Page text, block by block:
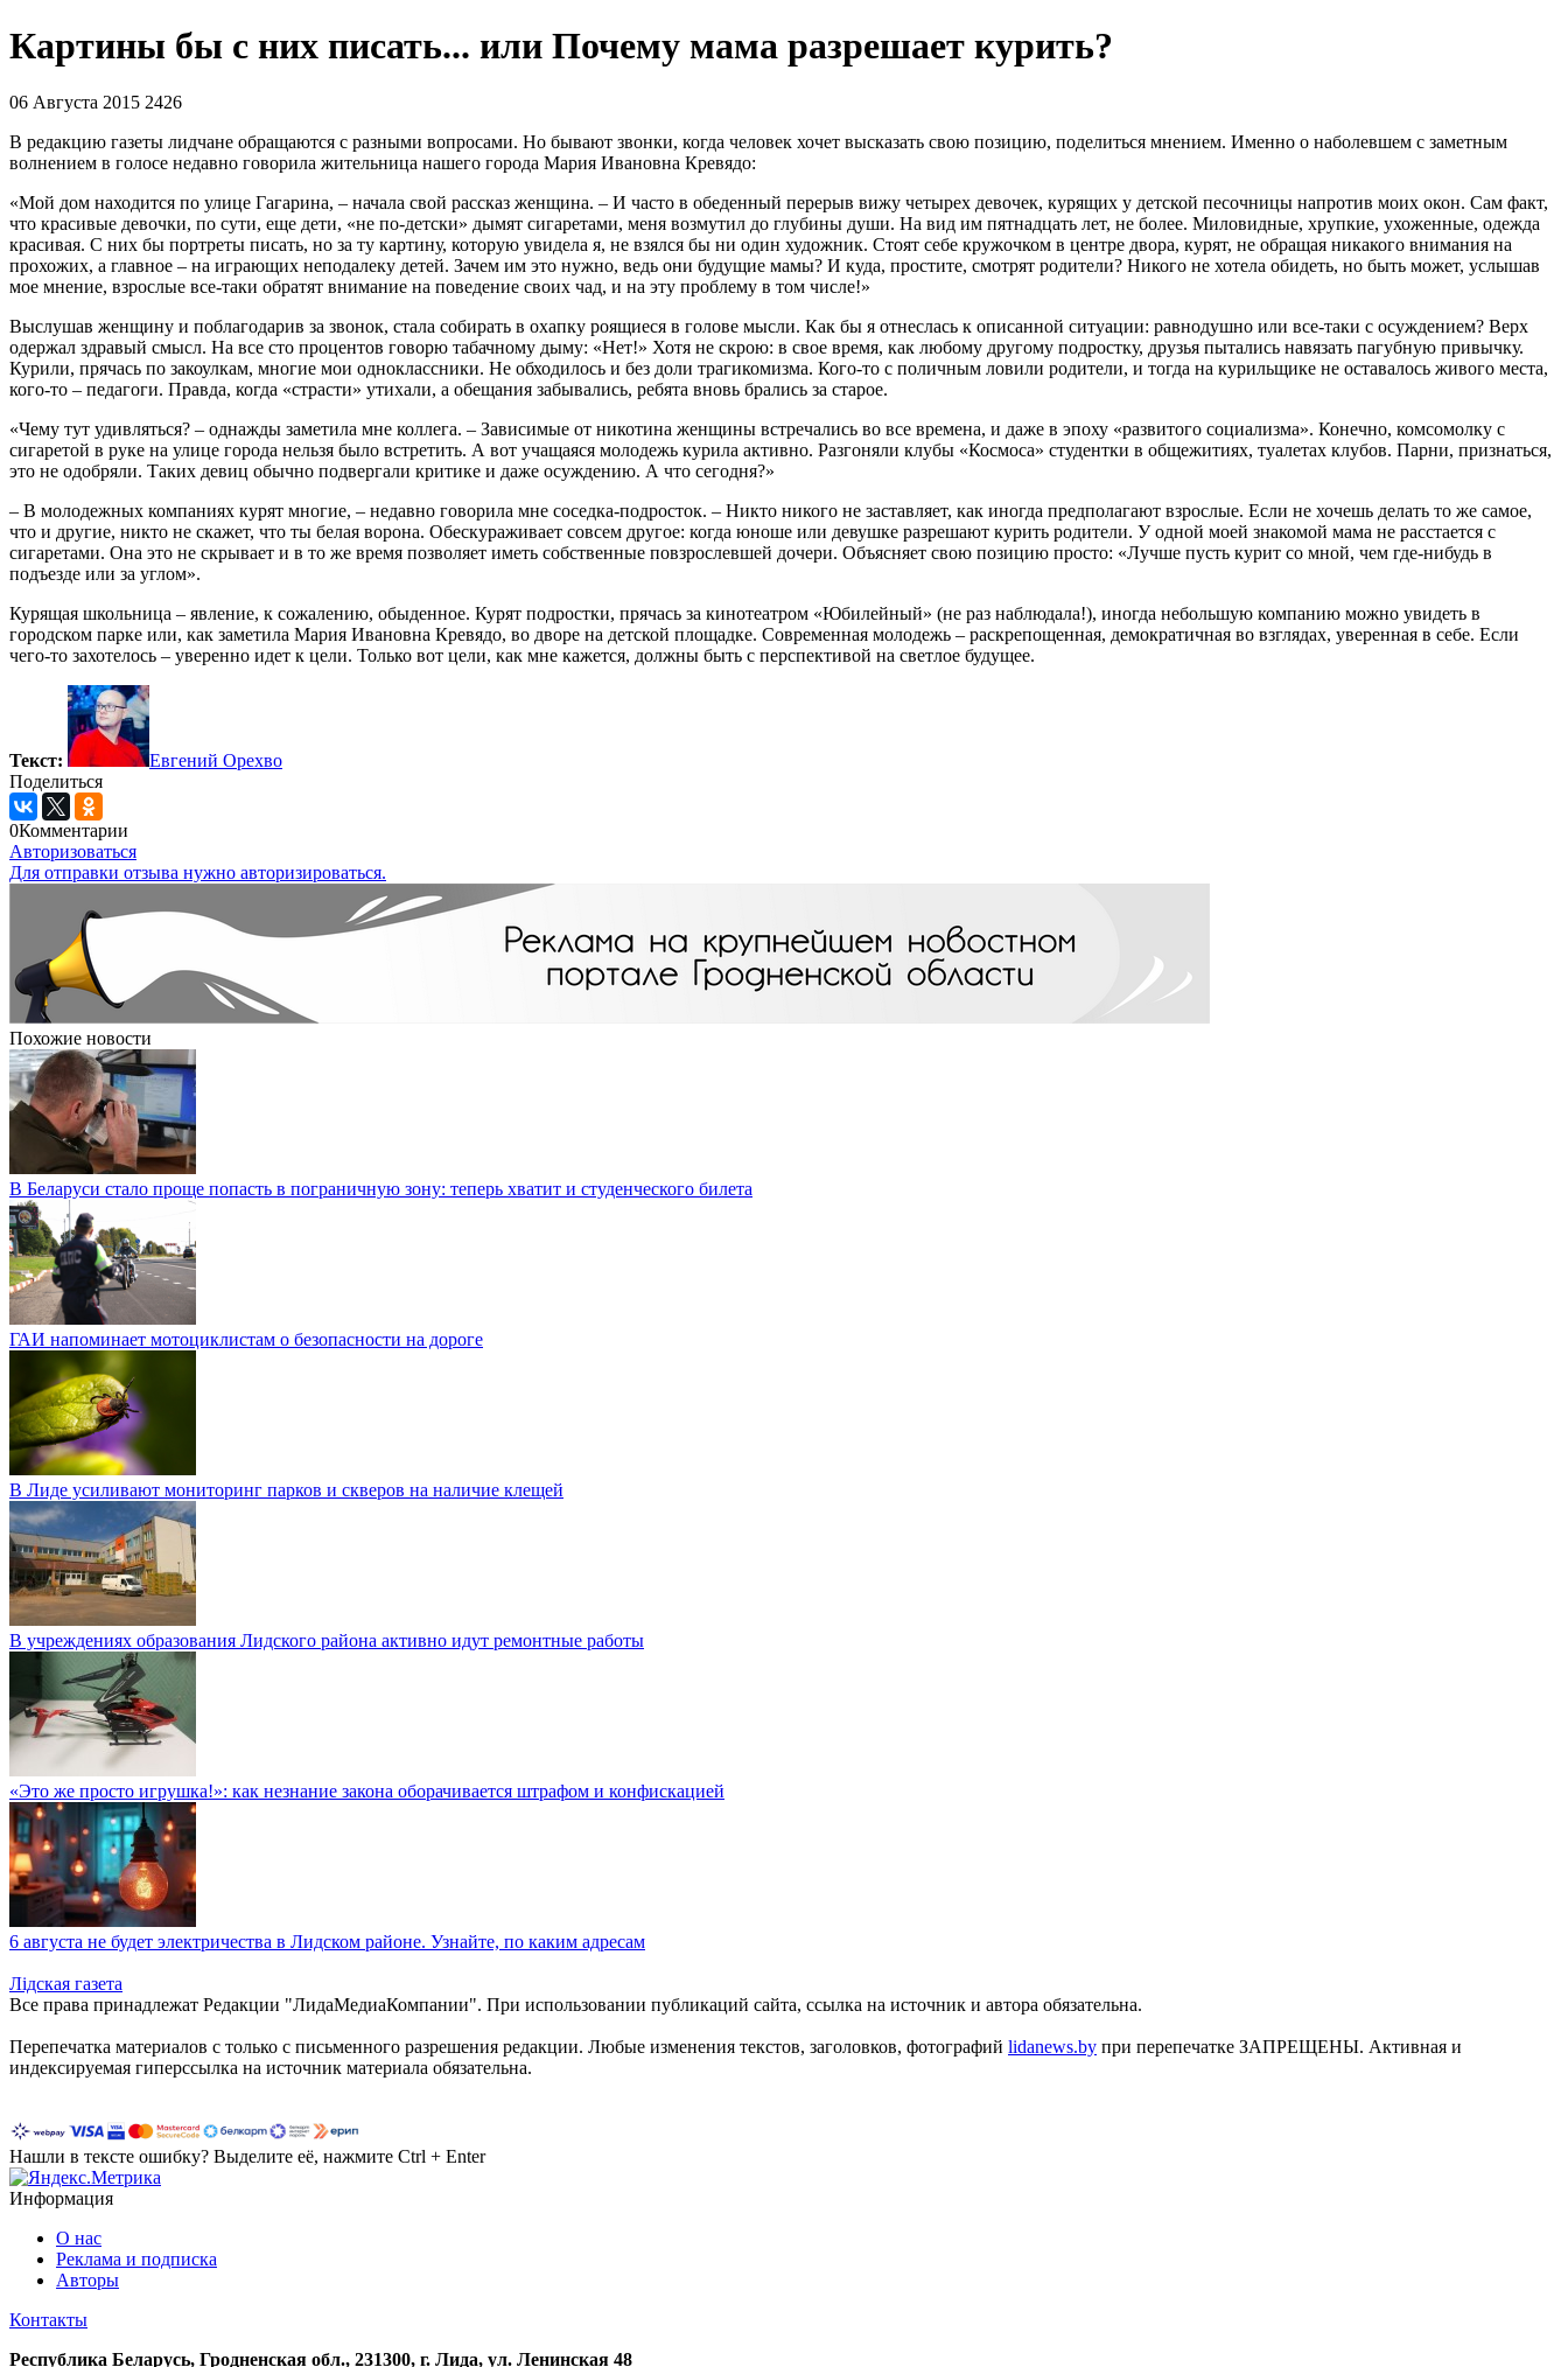
Картины бы с них писать... или Почему мама разрешает курить?
06 Августа 2015 2426
В редакцию газеты лидчане обращаются с разными вопросами. Но бывают звонки, когда человек хочет высказать свою позицию, поделиться мнением. Именно о наболевшем с заметным
волнением в голосе недавно говорила жительница нашего города Мария Ивановна Кревядо:
«Мой дом находится по улице Гагарина, – начала свой рассказ женщина. – И часто в обеденный перерыв вижу четырех девочек, курящих у детской песочницы напротив моих окон. Сам факт,
что красивые девочки, по сути, еще дети, «не по-детски» дымят сигаретами, меня возмутил до глубины души. На вид им пятнадцать лет, не более. Миловидные, хрупкие, ухоженные, одежда
красивая. С них бы портреты писать, но за ту картину, которую увидела я, не взялся бы ни один художник. Стоят себе кружочком в центре двора, курят, не обращая никакого внимания на
прохожих, а главное – на играющих неподалеку детей. Зачем им это нужно, ведь они будущие мамы? И куда, простите, смотрят родители? Никого не хотела обидеть, но быть может, услышав
мое мнение, взрослые все-таки обратят внимание на поведение своих чад, и на эту проблему в том числе!»
Выслушав женщину и поблагодарив за звонок, стала собирать в охапку роящиеся в голове мысли. Как бы я отнеслась к описанной ситуации: равнодушно или все-таки с осуждением? Верх
одержал здравый смысл. На все сто процентов говорю табачному дыму: «Нет!» Хотя не скрою: в свое время, как любому другому подростку, друзья пытались навязать пагубную привычку.
Курили, прячась по закоулкам, многие мои одноклассники. Не обходилось и без доли трагикомизма. Кого-то с поличным ловили родители, и тогда на курильщике не оставалось живого места,
кого-то – педагоги. Правда, когда «страсти» утихали, а обещания забывались, ребята вновь брались за старое.
«Чему тут удивляться? – однажды заметила мне коллега. – Зависимые от никотина женщины встречались во все времена, и даже в эпоху «развитого социализма». Конечно, комсомолку с
сигаретой в руке на улице города нельзя было встретить. А вот учащаяся молодежь курила активно. Разгоняли клубы «Космоса» студентки в общежитиях, туалетах клубов. Парни, признаться,
это не одобряли. Таких девиц обычно подвергали критике и даже осуждению. А что сегодня?»
– В молодежных компаниях курят многие, – недавно говорила мне соседка-подросток. – Никто никого не заставляет, как иногда предполагают взрослые. Если не хочешь делать то же самое,
что и другие, никто не скажет, что ты белая ворона. Обескураживает совсем другое: когда юноше или девушке разрешают курить родители. У одной моей знакомой мама не расстается с
сигаретами. Она это не скрывает и в то же время позволяет иметь собственные повзрослевшей дочери. Объясняет свою позицию просто: «Лучше пусть курит со мной, чем где-нибудь в
подъезде или за углом».
Курящая школьница – явление, к сожалению, обыденное. Курят подростки, прячась за кинотеатром «Юбилейный» (не раз наблюдала!), иногда небольшую компанию можно увидеть в
городском парке или, как заметила Мария Ивановна Кревядо, во дворе на детской площадке. Современная молодежь – раскрепощенная, демократичная во взглядах, уверенная в себе. Если
чего-то захотелось – уверенно идет к цели. Только вот цели, как мне кажется, должны быть с перспективой на светлое будущее.
Текст:
Евгений Орехво
Поделиться
0Комментарии
Авторизоваться
Для отправки отзыва нужно авторизироваться.
Похожие новости
В Беларуси стало проще попасть в пограничную зону: теперь хватит и студенческого билета
ГАИ напоминает мотоциклистам о безопасности на дороге
В Лиде усиливают мониторинг парков и скверов на наличие клещей
В учреждениях образования Лидского района активно идут ремонтные работы
«Это же просто игрушка!»: как незнание закона оборачивается штрафом и конфискацией
6 августа не будет электричества в Лидском районе. Узнайте, по каким адресам
Лiдская газета
Все права принадлежат Редакции "ЛидаМедиаКомпании". При использовании публикаций сайта, ссылка на источник и автора обязательна.
Перепечатка материалов c только с письменного разрешения редакции. Любые изменения текстов, заголовков, фотографий lidanews.by при перепечатке ЗАПРЕЩЕНЫ. Активная и
индексируемая гиперссылка на источник материала обязательна.
Нашли в тексте ошибку? Выделите её, нажмите Ctrl + Enter
Информация
О нас
Реклама и подписка
Авторы
Контакты
Республика Беларусь, Гродненская обл., 231300, г. Лида, ул. Ленинская 48